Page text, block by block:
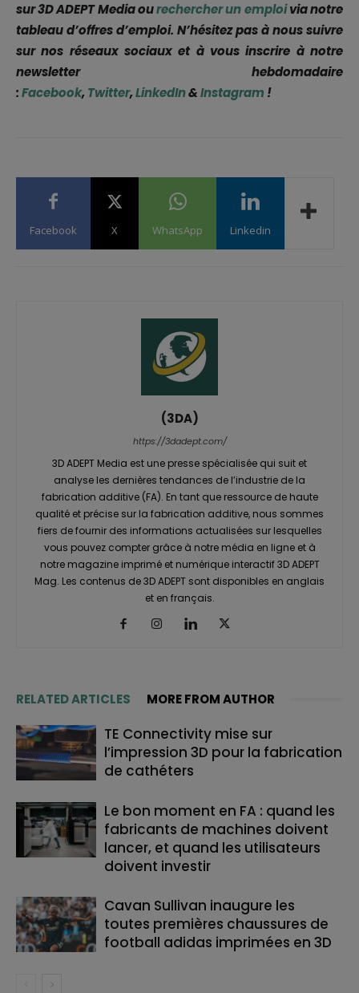
sur 3D ADEPT Media ourechercher un emploivia notre
tableau d’offres d’emploi. N’hésitez pas à nous suivre
sur nos réseaux sociaux et à vous inscrire à notre
newsletter hebdomadaire
:Facebook,Twitter,LinkedIn&Instagram !
Facebook X WhatsApp Linkedin
(3DA)
https://3dadept.com/
3D ADEPT Media est une presse spécialisée qui suit et
analyse les dernières tendances de l’industrie de la
fabrication additive (FA). En tant que ressource de haute
qualité et précise sur la fabrication additive, nous sommes
fiers de fournir des informations actualisées sur lesquelles
vous pouvez compter grâce à notre média en ligne et à
notre magazine imprimé et numérique interactif 3D ADEPT
Mag. Les contenus de 3D ADEPT sont disponibles en anglais
et en français.
RELATED ARTICLES MORE FROM AUTHOR
TE Connectivity mise sur
l’impression 3D pour la fabrication
de cathéters
Le bon moment en FA : quand les
fabricants de machines doivent
lancer, et quand les utilisateurs
doivent investir
Cavan Sullivan inaugure les
toutes premières chaussures de
football adidas imprimées en 3D